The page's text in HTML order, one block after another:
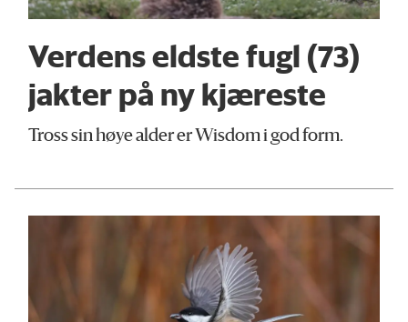
Verdens eldste fugl (73)
jakter på ny kjæreste
Tross sin høye alder er Wisdom i god form.